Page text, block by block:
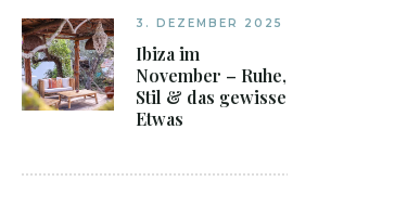
3. DEZEMBER 2025
Ibiza im
November – Ruhe,
Stil & das gewisse
Etwas